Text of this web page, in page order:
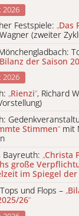
2026
Festspiele: „Das
(zweiter
Bilanz der Saison
2026
„Rienzi“, Richard
Stimmen“ mit
Bayreuth: „Christa
große
im Spiegel der
und Flops – „
26“